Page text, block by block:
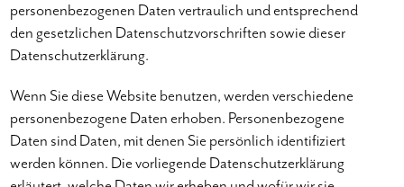
personenbezogenen Daten vertraulich und entsprechend
den gesetzlichen Datenschutzvorschriften sowie dieser
Datenschutzerklärung.
Wenn Sie diese Website benutzen, werden verschiedene
personenbezogene Daten erhoben. Personenbezogene
Daten sind Daten, mit denen Sie persönlich identifiziert
werden können. Die vorliegende Datenschutzerklärung